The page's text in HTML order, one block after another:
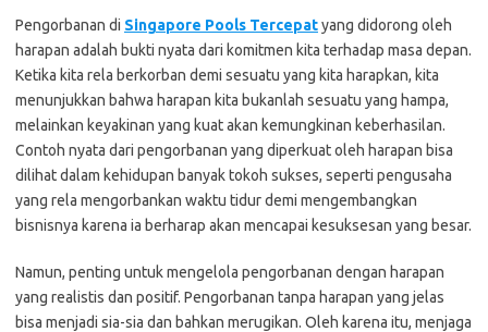
Pengorbanan di Singapore Pools Tercepatyang didorong oleh
harapan adalah bukti nyata dari komitmen kita terhadap masa depan.
Ketika kita rela berkorban demi sesuatu yang kita harapkan, kita
menunjukkan bahwa harapan kita bukanlah sesuatu yang hampa,
melainkan keyakinan yang kuat akan kemungkinan keberhasilan.
Contoh nyata dari pengorbanan yang diperkuat oleh harapan bisa
dilihat dalam kehidupan banyak tokoh sukses, seperti pengusaha
yang rela mengorbankan waktu tidur demi mengembangkan
bisnisnya karena ia berharap akan mencapai kesuksesan yang besar.
Namun, penting untuk mengelola pengorbanan dengan harapan
yang realistis dan positif. Pengorbanan tanpa harapan yang jelas
bisa menjadi sia-sia dan bahkan merugikan. Oleh karena itu, menjaga